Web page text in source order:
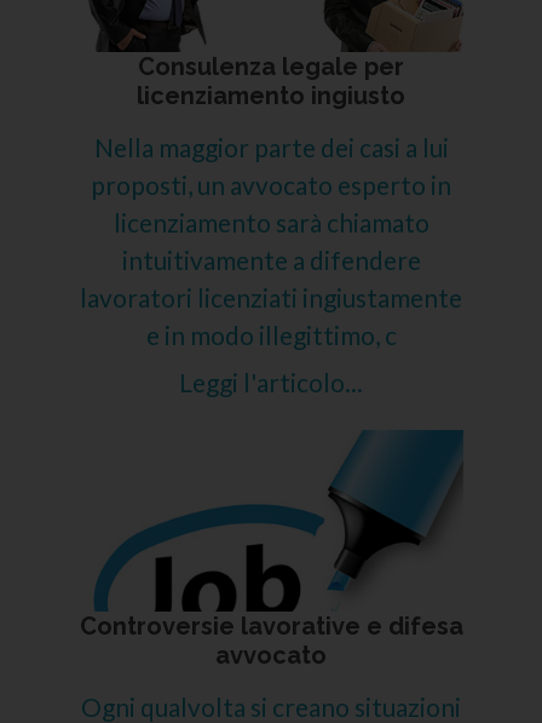
Consulenza legale per
licenziamento ingiusto
Nella maggior parte dei casi a lui
proposti, un avvocato esperto in
licenziamento sarà chiamato
intuitivamente a difendere
lavoratori licenziati ingiustamente
e in modo illegittimo, c
Leggi l'articolo...
Controversie lavorative e difesa
avvocato
Ogni qualvolta si creano situazioni